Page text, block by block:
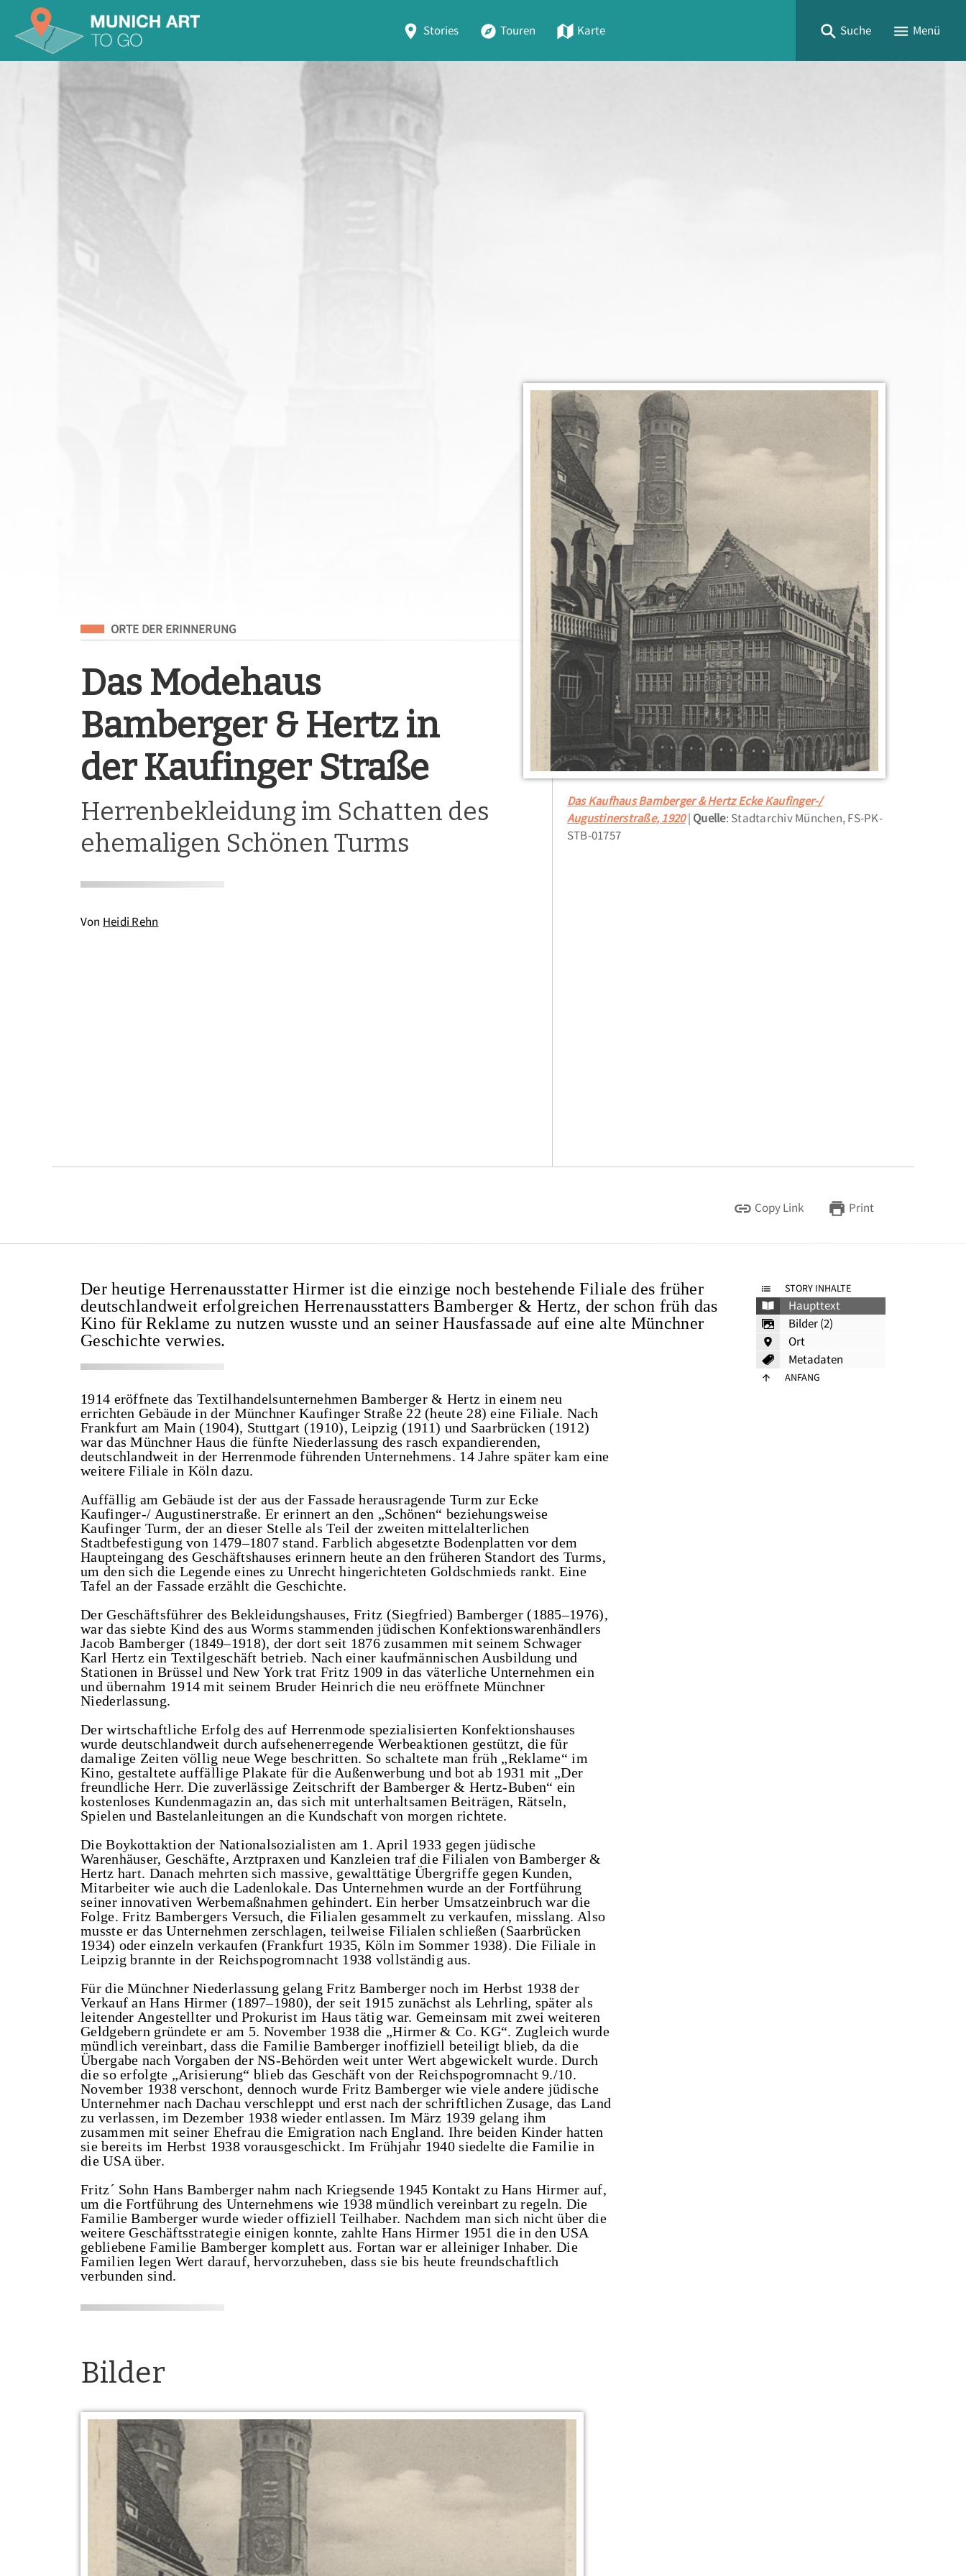
Stories Touren Karte Suche Menü
Eingeordnet unter
ORTE DER ERINNERUNG
Das Modehaus
Bamberger & Hertz in
der Kaufinger Straße
Herrenbekleidung im Schatten des
ehemaligen Schönen Turms
Von Heidi Rehn
Das Kaufhaus Bamberger & Hertz Ecke Kaufinger-/
Augustinerstraße, 1920 Quelle: Stadtarchiv München, FS-PK-
STB-01757
Copy Link Print
STORY INHALTE
Haupttext
Bilder (2)
Ort
Metadaten
ANFANG
Der heutige Herrenausstatter Hirmer ist die einzige noch bestehende Filiale des früher
deutschlandweit erfolgreichen Herrenausstatters Bamberger & Hertz, der schon früh das
Kino für Reklame zu nutzen wusste und an seiner Hausfassade auf eine alte Münchner
Geschichte verwies.
1914 eröffnete das Textilhandelsunternehmen Bamberger & Hertz in einem neu
errichten Gebäude in der Münchner Kaufinger Straße 22 (heute 28) eine Filiale. Nach
Frankfurt am Main (1904), Stuttgart (1910), Leipzig (1911) und Saarbrücken (1912)
war das Münchner Haus die fünfte Niederlassung des rasch expandierenden,
deutschlandweit in der Herrenmode führenden Unternehmens. 14 Jahre später kam eine
weitere Filiale in Köln dazu.
Auffällig am Gebäude ist der aus der Fassade herausragende Turm zur Ecke
Kaufinger-/ Augustinerstraße. Er erinnert an den „Schönen“ beziehungsweise
Kaufinger Turm, der an dieser Stelle als Teil der zweiten mittelalterlichen
Stadtbefestigung von 1479–1807 stand. Farblich abgesetzte Bodenplatten vor dem
Haupteingang des Geschäftshauses erinnern heute an den früheren Standort des Turms,
um den sich die Legende eines zu Unrecht hingerichteten Goldschmieds rankt. Eine
Tafel an der Fassade erzählt die Geschichte.
Der Geschäftsführer des Bekleidungshauses, Fritz (Siegfried) Bamberger (1885–1976),
war das siebte Kind des aus Worms stammenden jüdischen Konfektionswarenhändlers
Jacob Bamberger (1849–1918), der dort seit 1876 zusammen mit seinem Schwager
Karl Hertz ein Textilgeschäft betrieb. Nach einer kaufmännischen Ausbildung und
Stationen in Brüssel und New York trat Fritz 1909 in das väterliche Unternehmen ein
und übernahm 1914 mit seinem Bruder Heinrich die neu eröffnete Münchner
Niederlassung.
Der wirtschaftliche Erfolg des auf Herrenmode spezialisierten Konfektionshauses
wurde deutschlandweit durch aufsehenerregende Werbeaktionen gestützt, die für
damalige Zeiten völlig neue Wege beschritten. So schaltete man früh „Reklame“ im
Kino, gestaltete auffällige Plakate für die Außenwerbung und bot ab 1931 mit „Der
freundliche Herr. Die zuverlässige Zeitschrift der Bamberger & Hertz-Buben“ ein
kostenloses Kundenmagazin an, das sich mit unterhaltsamen Beiträgen, Rätseln,
Spielen und Bastelanleitungen an die Kundschaft von morgen richtete.
Die Boykottaktion der Nationalsozialisten am 1. April 1933 gegen jüdische
Warenhäuser, Geschäfte, Arztpraxen und Kanzleien traf die Filialen von Bamberger &
Hertz hart. Danach mehrten sich massive, gewalttätige Übergriffe gegen Kunden,
Mitarbeiter wie auch die Ladenlokale. Das Unternehmen wurde an der Fortführung
seiner innovativen Werbemaßnahmen gehindert. Ein herber Umsatzeinbruch war die
Folge. Fritz Bambergers Versuch, die Filialen gesammelt zu verkaufen, misslang. Also
musste er das Unternehmen zerschlagen, teilweise Filialen schließen (Saarbrücken
1934) oder einzeln verkaufen (Frankfurt 1935, Köln im Sommer 1938). Die Filiale in
Leipzig brannte in der Reichspogromnacht 1938 vollständig aus.
Für die Münchner Niederlassung gelang Fritz Bamberger noch im Herbst 1938 der
Verkauf an Hans Hirmer (1897–1980), der seit 1915 zunächst als Lehrling, später als
leitender Angestellter und Prokurist im Haus tätig war. Gemeinsam mit zwei weiteren
Geldgebern gründete er am 5. November 1938 die „Hirmer & Co. KG“. Zugleich wurde
mündlich vereinbart, dass die Familie Bamberger inoffiziell beteiligt blieb, da die
Übergabe nach Vorgaben der NS-Behörden weit unter Wert abgewickelt wurde. Durch
die so erfolgte „Arisierung“ blieb das Geschäft von der Reichspogromnacht 9./10.
November 1938 verschont, dennoch wurde Fritz Bamberger wie viele andere jüdische
Unternehmer nach Dachau verschleppt und erst nach der schriftlichen Zusage, das Land
zu verlassen, im Dezember 1938 wieder entlassen. Im März 1939 gelang ihm
zusammen mit seiner Ehefrau die Emigration nach England. Ihre beiden Kinder hatten
sie bereits im Herbst 1938 vorausgeschickt. Im Frühjahr 1940 siedelte die Familie in
die USA über.
Fritz´ Sohn Hans Bamberger nahm nach Kriegsende 1945 Kontakt zu Hans Hirmer auf,
um die Fortführung des Unternehmens wie 1938 mündlich vereinbart zu regeln. Die
Familie Bamberger wurde wieder offiziell Teilhaber. Nachdem man sich nicht über die
weitere Geschäftsstrategie einigen konnte, zahlte Hans Hirmer 1951 die in den USA
gebliebene Familie Bamberger komplett aus. Fortan war er alleiniger Inhaber. Die
Familien legen Wert darauf, hervorzuheben, dass sie bis heute freundschaftlich
verbunden sind.
Bilder